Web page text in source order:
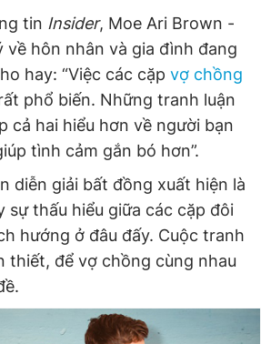
Liên hệ quảng cáo
điện thoại
Liên hệ quảng cáo
tin Insider, Moe Ari Brown -
về hôn nhân và gia đình đang
hay: “Việc các cặp vợ chồng
phổ biến. Những tranh luận
cả hai hiểu hơn về người bạn
tình cảm gắn bó hơn”.
diễn giải bất đồng xuất hiện là
sự thấu hiểu giữa các cặp đôi
hướng ở đâu đấy. Cuộc tranh
thiết, để vợ chồng cùng nhau